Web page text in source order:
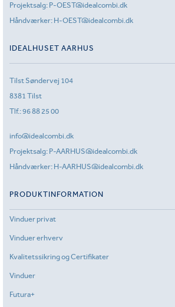
Projektsalg: P-OEST@idealcombi.dk
Håndværker: H-OEST@idealcombi.dk
IDEALHUSET AARHUS
Tilst Søndervej 104
8381 Tilst
Tlf.:96 88 25 00
info@idealcombi.dk
Projektsalg: P-AARHUS@idealcombi.dk
Håndværker: H-AARHUS@idealcombi.dk
PRODUKTINFORMATION
Vinduer privat
Vinduer erhverv
Kvalitetssikring og Certifikater
Vinduer
Futura+